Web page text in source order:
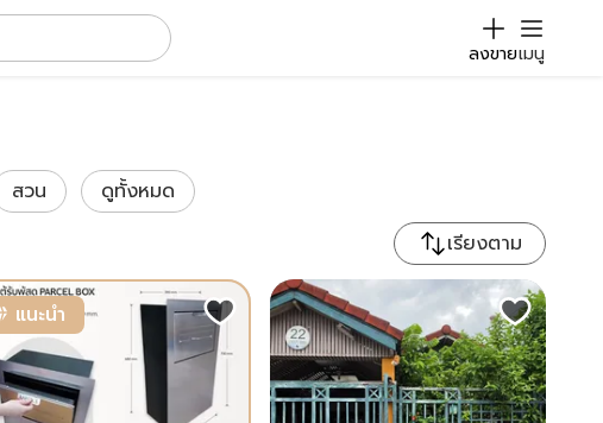
ลงขายเมนู
แนะนำ
สวน
ดูทั้งหมด
เรียงตาม